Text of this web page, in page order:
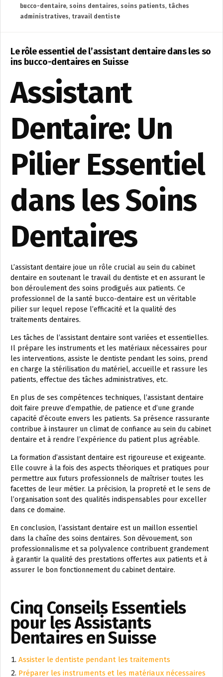
bucco-dentaire, soins dentaires, soins patients, tâches
administratives, travail dentiste
Le rôle essentiel de l’assistant dentaire dans les so
ins bucco-dentaires en Suisse
Assistant
Dentaire: Un
Pilier Essentiel
dans les Soins
Dentaires
L’assistant dentaire joue un rôle crucial au sein du cabinet
dentaire en soutenant le travail du dentiste et en assurant le
bon déroulement des soins prodigués aux patients. Ce
professionnel de la santé bucco-dentaire est un véritable
pilier sur lequel repose l’efficacité et la qualité des
traitements dentaires.
Les tâches de l’assistant dentaire sont variées et essentielles.
Il prépare les instruments et les matériaux nécessaires pour
les interventions, assiste le dentiste pendant les soins, prend
en charge la stérilisation du matériel, accueille et rassure les
patients, effectue des tâches administratives, etc.
En plus de ses compétences techniques, l’assistant dentaire
doit faire preuve d’empathie, de patience et d’une grande
capacité d’écoute envers les patients. Sa présence rassurante
contribue à instaurer un climat de confiance au sein du cabinet
dentaire et à rendre l’expérience du patient plus agréable.
La formation d’assistant dentaire est rigoureuse et exigeante.
Elle couvre à la fois des aspects théoriques et pratiques pour
permettre aux futurs professionnels de maîtriser toutes les
facettes de leur métier. La précision, la propreté et le sens de
l’organisation sont des qualités indispensables pour exceller
dans ce domaine.
En conclusion, l’assistant dentaire est un maillon essentiel
dans la chaîne des soins dentaires. Son dévouement, son
professionnalisme et sa polyvalence contribuent grandement
à garantir la qualité des prestations offertes aux patients et à
assurer le bon fonctionnement du cabinet dentaire.
Cinq Conseils Essentiels
pour les Assistants
Dentaires en Suisse
Assister le dentiste pendant les traitements
Préparer les instruments et les matériaux nécessaires